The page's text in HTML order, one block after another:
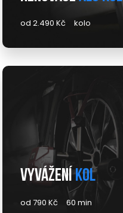
od 2.490 Kč kolo
Vyváženíkol
od 790 Kč 60 min